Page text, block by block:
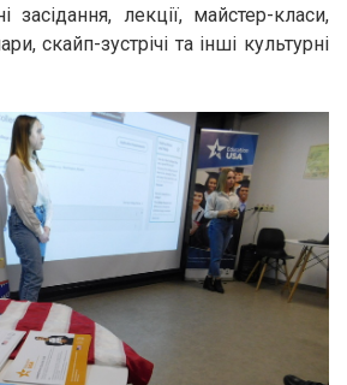
засідання, лекції, майстер-класи,
скайп-зустрічі та інші культурні